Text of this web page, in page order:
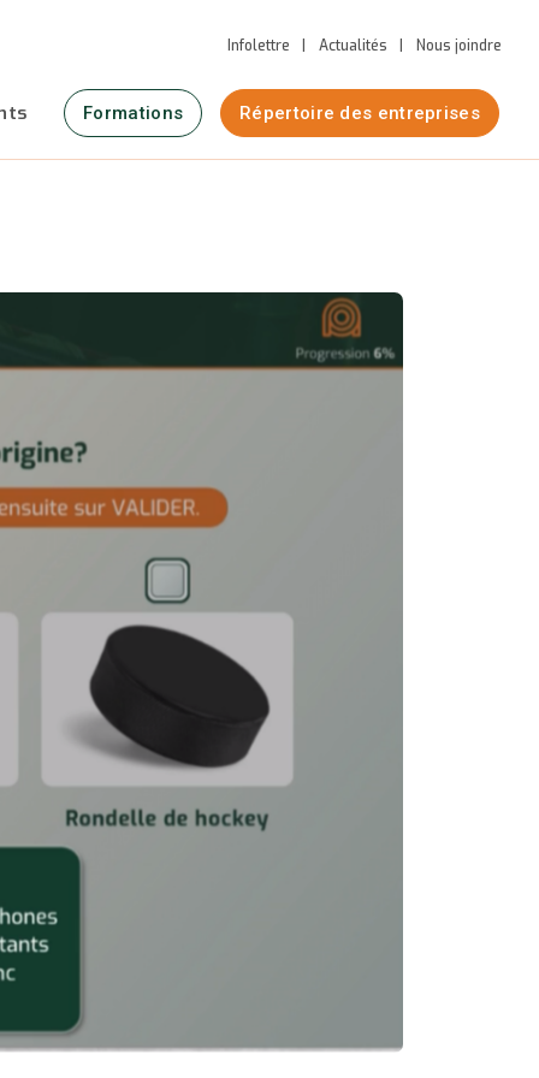
Infolettre Actualités Nous joindre
Formations Répertoire des entreprises